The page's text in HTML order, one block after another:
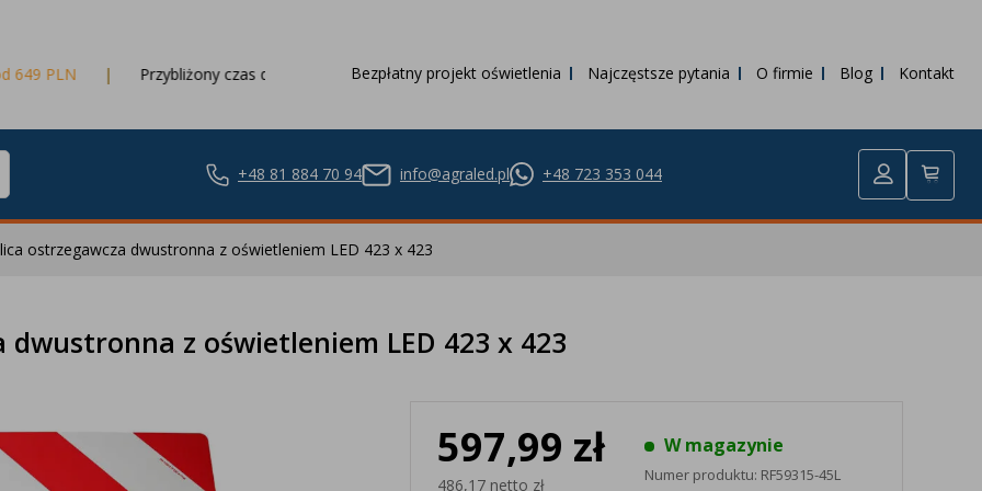
Przybliżony czas dostawy3 dni robocze Bezpłatny projekt oświetlenia Najczęstsze pytania O firmie Blog Kontakt
+48 81 884 70 94 info@agraled.pl +48 723 353 044
LED
LED
ostrzegawcza dwustronna z oświetleniem LED 423 x 423
z oświetleniem LED 423 x 423
597,99 zł
486,17 netto zł
W magazynie
Numer produktu: RF59315-45L